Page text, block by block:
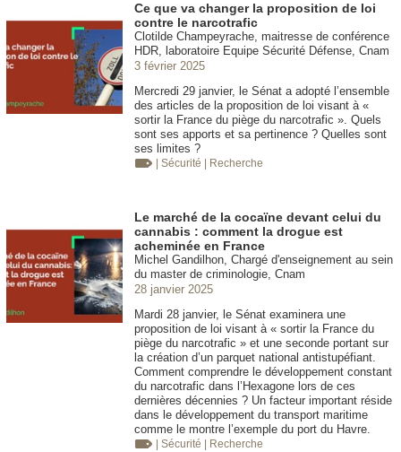
Ce que va changer la proposition de loi
contre le narcotrafic
Clotilde Champeyrache, maitresse de conférence
HDR, laboratoire Equipe Sécurité Défense, Cnam
3 février 2025
Mercredi 29 janvier, le Sénat a adopté l’ensemble
des articles de la proposition de loi visant à «
sortir la France du piège du narcotrafic ». Quels
sont ses apports et sa pertinence ? Quelles sont
ses limites ?
| Sécurité | Recherche
Le marché de la cocaïne devant celui du
cannabis : comment la drogue est
acheminée en France
Michel Gandilhon, Chargé d'enseignement au sein
du master de criminologie, Cnam
28 janvier 2025
Mardi 28 janvier, le Sénat examinera une
proposition de loi visant à « sortir la France du
piège du narcotrafic » et une seconde portant sur
la création d’un parquet national antistupéfiant.
Comment comprendre le développement constant
du narcotrafic dans l’Hexagone lors de ces
dernières décennies ? Un facteur important réside
dans le développement du transport maritime
comme le montre l’exemple du port du Havre.
| Sécurité | Recherche